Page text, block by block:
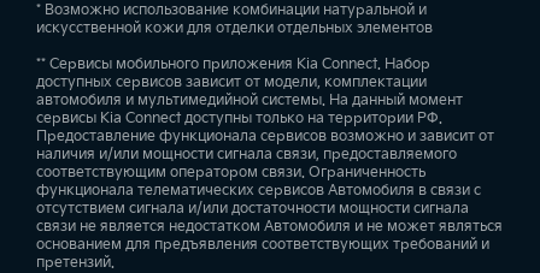
* Возможно использование комбинации натуральной и
искусственной кожи для отделки отдельных элементов
** Сервисы мобильного приложения Kia Connect. Набор
доступных сервисов зависит от модели, комплектации
автомобиля и мультимедийной системы. На данный момент
сервисы Kia Connect доступны только на территории РФ.
Предоставление функционала сервисов возможно и зависит от
наличия и/или мощности сигнала связи, предоставляемого
соответствующим оператором связи. Ограниченность
функционала телематических сервисов Автомобиля в связи с
отсутствием сигнала и/или достаточности мощности сигнала
связи не является недостатком Автомобиля и не может являться
основанием для предъявления соответствующих требований и
претензий.